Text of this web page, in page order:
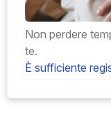
Non perdere
te.
È sufficiente